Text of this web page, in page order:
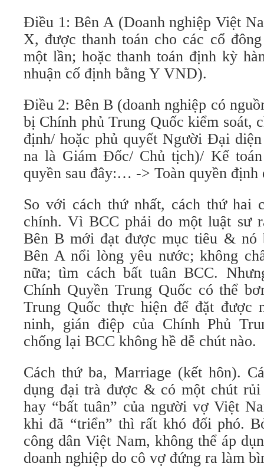
Điều 1: Bên A (Doanh nghiệp Việt
X, được thanh toán cho các cổ
một lần; hoặc thanh toán định kỳ
nhuận cố định bằng Y VND).
Điều 2: Bên B (doanh nghiệp có
bị Chính phủ Trung Quốc kiểm soát,
định/ hoặc phủ quyết Người Đại
na là Giám Đốc/ Chủ tịch)/ Kế
quyền sau đây:… -> Toàn quyền định
So với cách thứ nhất, cách thứ hai
chính. Vì BCC phải do một luật sư
Bên B mới đạt được mục tiêu & nó
Bên A nổi lòng yêu nước; không
nữa; tìm cách bất tuân BCC.
Chính Quyền Trung Quốc có thể
Trung Quốc thực hiện để đặt được
ninh, gián điệp của Chính Phủ
chống lại BCC không hề dễ chút nào.
Cách thứ ba, Marriage (kết hôn).
dụng đại trà được & có một chút rủi
hay “bất tuân” của người vợ Việt
khi đã “triển” thì rất khó đối phó.
công dân Việt Nam, không thể áp
doanh nghiệp do cô vợ đứng ra làm